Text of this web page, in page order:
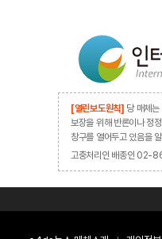
[열린보도원칙] 당 매체는
보장을 위해 반론이나 정
창구를 열어두고 있음을
고충처리인 배종인